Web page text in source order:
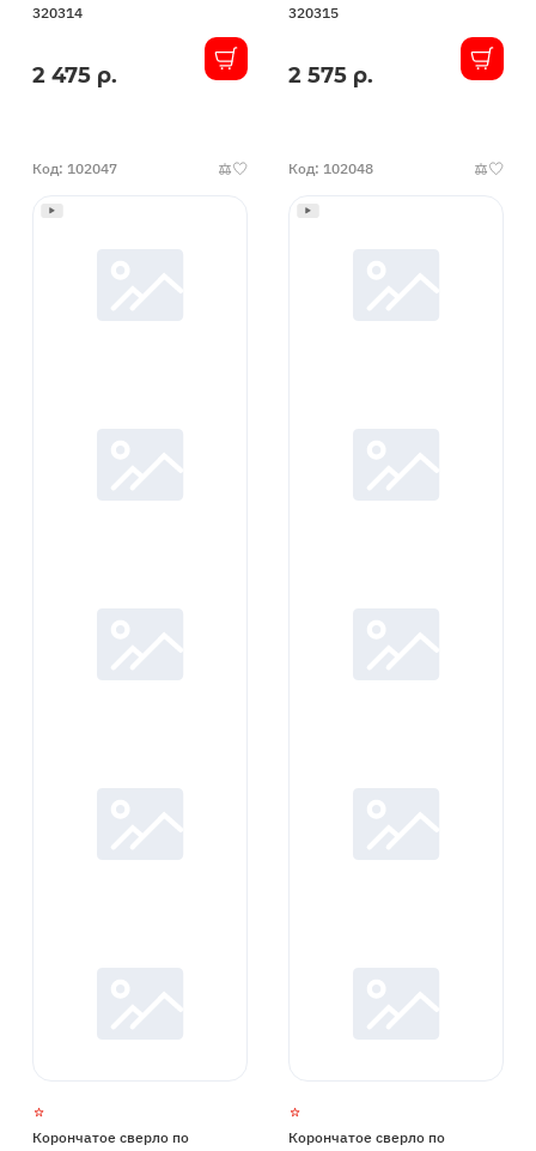
320314
В
2 475 р.
320315
В
2 575 р.
Код: 102047
Корончатое сверло по
Код: 102048
Корончатое сверло по